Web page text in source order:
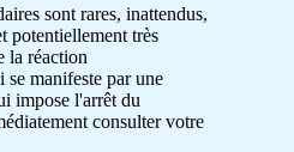
sont rares, inattendus,
potentiellement très
la réaction
manifeste par une
impose l'arrêt du
consulter votre